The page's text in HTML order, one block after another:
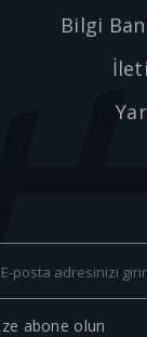
Bilgi
abone olun